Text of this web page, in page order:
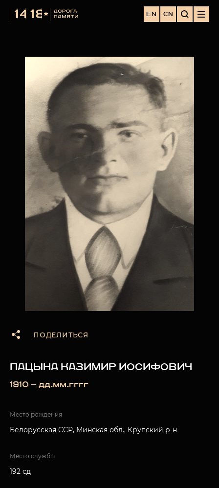
EN CN
ПОДЕЛИТЬСЯ
ПАЦЫНА КАЗИМИР ИОСИФОВИЧ
1910 — дд.мм.гггг
Место рождения
Белорусская ССР, Минская обл., Крупский р-н
Место службы
192 сд